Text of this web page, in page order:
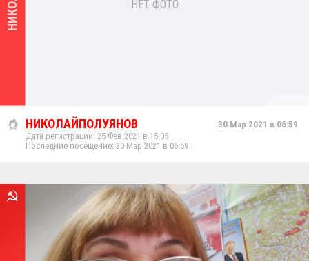
НЕТ ФОТО
НИКОЛАЙПОЛУЯНОВ
30 Мар 2021 в 06:59
Дата регистрации: 25 Фев 2021 в 15:05
Последние посещение: 30 Мар 2021 в 06:59